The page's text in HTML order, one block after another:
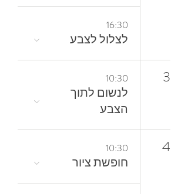
16:30
לצלול‭ ‬לצבע‭
3
10:30
‬הצבע
4
10:30
חופשת ציור